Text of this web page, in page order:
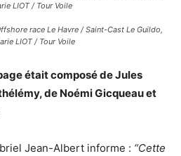
LIOT / Tour Voile
race Le Havre / Saint-Cast Le Guildo,
LIOT / Tour Voile
était composé de Jules
de Noémi Gicqueau et
Jean-Albert informe : “Cette